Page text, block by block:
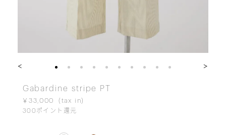
< >
Gabardine stripe PT
￥33,000
300 ポイント還元